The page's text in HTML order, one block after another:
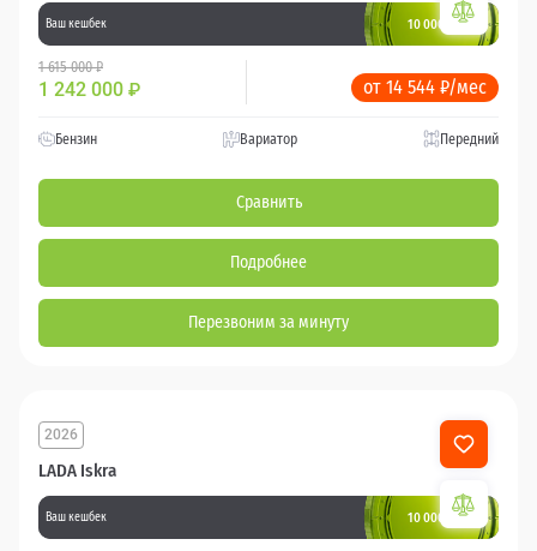
Ваш кешбек 10 000 баллов
1 615 000 ₽
1 242 000 ₽ от 14 544 ₽/мес
Бензин Вариатор Передний
Сравнить
Подробнее
Перезвоним за минуту
LADA Iskra
2026
Ваш кешбек 10 000 баллов